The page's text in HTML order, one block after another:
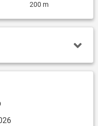
200 m